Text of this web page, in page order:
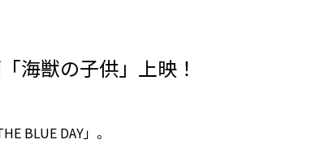
海獣の子供」上映！
BLUE DAY」。